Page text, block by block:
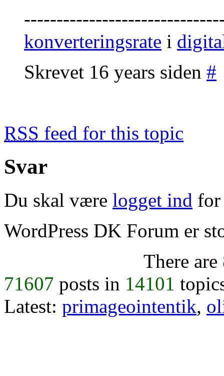
konverteringsrate i
Skrevet 16 years siden #
RSS feed for this topic
Svar
Du skal være logget ind for
WordPress DK Forum er
There are
71607 posts in 14101
Latest: primageointentik,